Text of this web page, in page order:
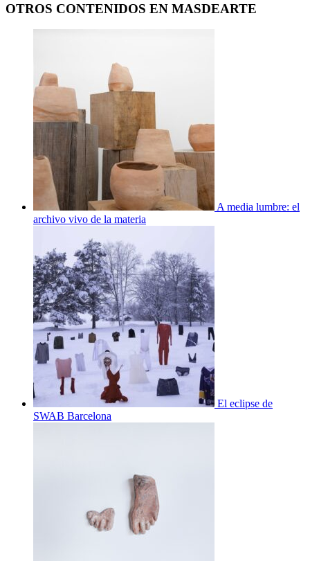
OTROS CONTENIDOS EN MASDEARTE
A media lumbre: el
archivo vivo de la materia
El eclipse de
SWAB Barcelona